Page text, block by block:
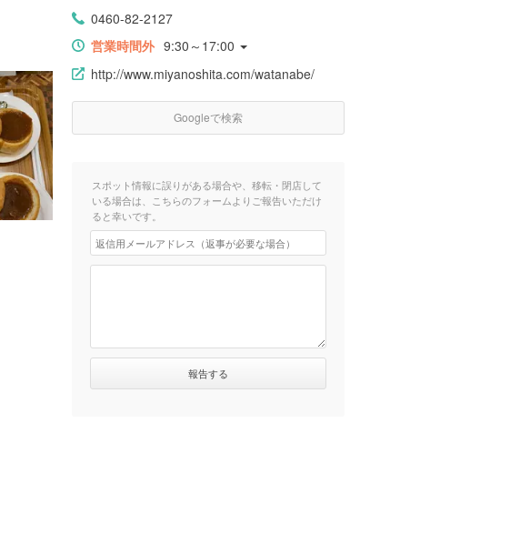
0460-82-2127
営業時間外 9:30～17:00
http://www.miyanoshita.com/watanabe/
Googleで検索
スポット情報に誤りがある場合や、移転・閉店して
いる場合は、こちらのフォームよりご報告いただけ
ると幸いです。